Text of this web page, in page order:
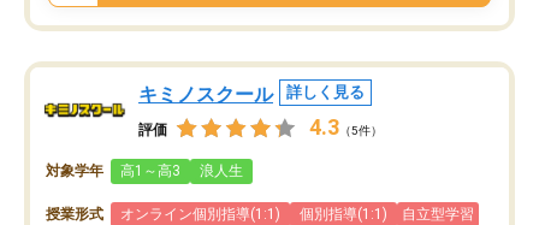
キミノスクール 詳しく見る
評価 4.3 （5件）
対象学年 高1～高3 浪人生
授業形式 オンライン個別指導(1:1) 個別指導(1:1) 自立型学習